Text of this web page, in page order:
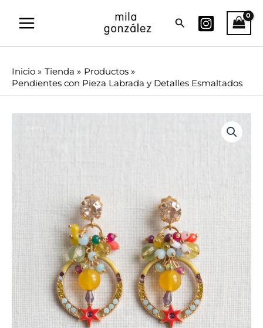
Buscar
Inicio Tienda
Productos
Pendientes con Pieza Labrada y Detalles Esmaltados
¡Oferta!
82.00€.
65.60€.